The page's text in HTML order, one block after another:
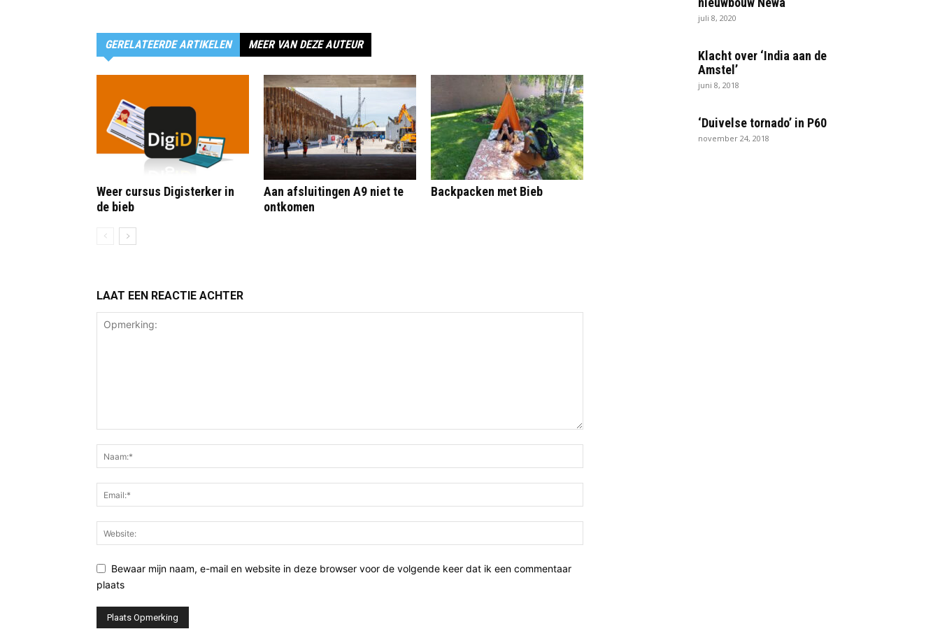
GERELATEERDE ARTIKELEN MEER VAN DEZE AUTEUR
Weer cursus Digisterker in
de bieb
Aan afsluitingen A9 niet te
ontkomen
Backpacken met Bieb
LAAT EEN REACTIE ACHTER
Bewaar mijn naam, e-mail en website in deze browser voor de volgende keer dat ik een commentaar
plaats
juli 8, 2020
Klacht over ‘India aan de
Amstel’
juni 8, 2018
‘Duivelse tornado’ in P60
november 24, 2018